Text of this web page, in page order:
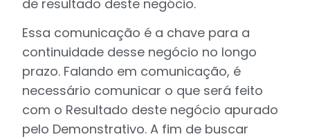
de resultado deste negócio.
Essa comunicação é a chave para a
continuidade desse negócio no longo
prazo. Falando em comunicação, é
necessário comunicar o que será feito
com o Resultado deste negócio apurado
pelo Demonstrativo. A fim de buscar